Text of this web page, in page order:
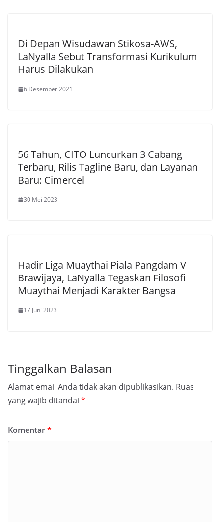
Di Depan Wisudawan Stikosa-AWS,
LaNyalla Sebut Transformasi Kurikulum
Harus Dilakukan
6 Desember 2021
56 Tahun, CITO Luncurkan 3 Cabang
Terbaru, Rilis Tagline Baru, dan Layanan
Baru: Cimercel
30 Mei 2023
Hadir Liga Muaythai Piala Pangdam V
Brawijaya, LaNyalla Tegaskan Filosofi
Muaythai Menjadi Karakter Bangsa
17 Juni 2023
Tinggalkan Balasan
Alamat email Anda tidak akan dipublikasikan. Ruas
yang wajib ditandai *
Komentar*